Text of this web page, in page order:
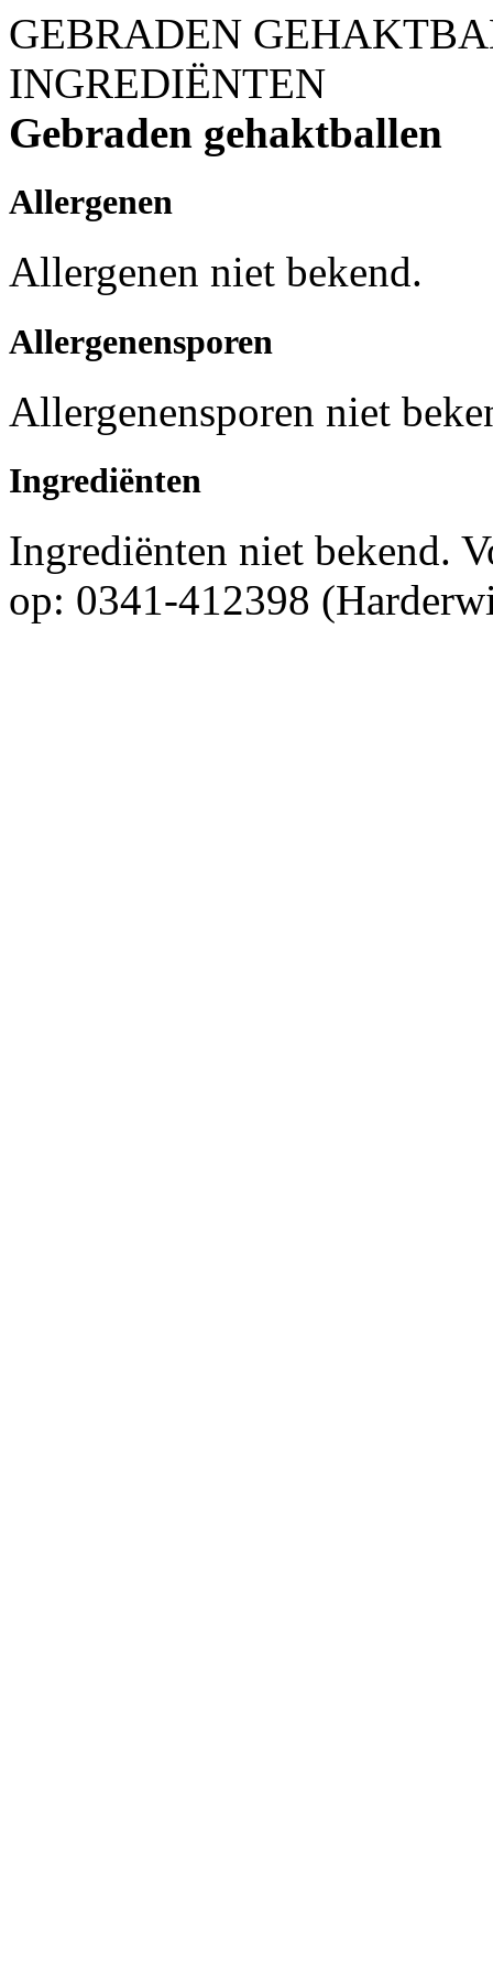
GEBRADEN
INGREDIËNTEN
Gebraden gehaktballen
Allergenen
Allergenen niet bekend.
Allergenensporen
Allergenensporen niet
Ingrediënten
Ingrediënten niet bekend.
op: 0341-412398